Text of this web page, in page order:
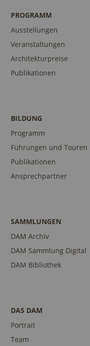
PROGRAMM
Ausstellungen
Veranstaltungen
Architekturpreise
Publikationen
BILDUNG
Programm
Führungen und Touren
Publikationen
Ansprechpartner
SAMMLUNGEN
DAM Archiv
DAM Sammlung Digital
DAM Bibliothek
DAS DAM
Portrait
Team